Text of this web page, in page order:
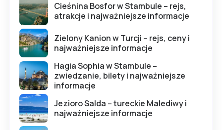
Cieśnina Bosfor w Stambule – rejs,
atrakcje i najważniejsze informacje
Zielony Kanion w Turcji – rejs, ceny i
najważniejsze informacje
Hagia Sophia w Stambule –
zwiedzanie, bilety i najważniejsze
informacje
Jezioro Salda – tureckie Malediwy i
najważniejsze informacje